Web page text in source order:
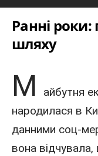
Ранні роки:
шляху
М айбутня
народилася в
данними соц-
вона